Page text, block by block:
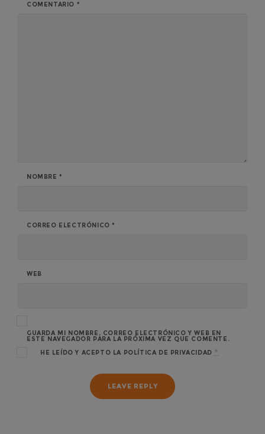
COMENTARIO *
NOMBRE *
CORREO ELECTRÓNICO *
WEB
GUARDA MI NOMBRE, CORREO ELECTRÓNICO Y WEB EN
ESTE NAVEGADOR PARA LA PRÓXIMA VEZ QUE COMENTE.
HE LEÍDO Y ACEPTO LA POLÍTICA DE PRIVACIDAD *